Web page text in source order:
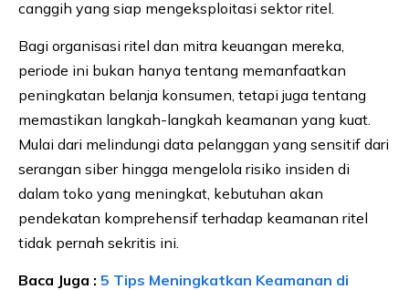
canggih yang siap mengeksploitasi sektor ritel.
Bagi organisasi ritel dan mitra keuangan mereka,
periode ini bukan hanya tentang memanfaatkan
peningkatan belanja konsumen, tetapi juga tentang
memastikan langkah-langkah keamanan yang kuat.
Mulai dari melindungi data pelanggan yang sensitif dari
serangan siber hingga mengelola risiko insiden di
dalam toko yang meningkat, kebutuhan akan
pendekatan komprehensif terhadap keamanan ritel
tidak pernah sekritis ini.
Baca Juga : 5 Tips Meningkatkan Keamanan di